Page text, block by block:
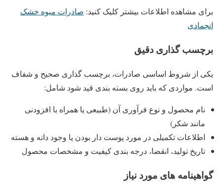
برای مشاهده اطلاعات بیشتر کلیک کنید: صادرات میوه خشک
انجمادی
برچسب‌ گذاری دقیق
یکی از شروط اساسی صادرات، برچسب‌ گذاری صحیح و شفاف
است. مواردی که باید روی بسته ‌بندی قید شود شامل:
نام محصول و نوع فرآوری آن (طبیعی یا همراه با افزودنی
مانند شکر)
اطلاعات تکمیلی در مورد پوست‌ دار بودن یا وجود دانه و هسته
تاریخ تولید، انقضا، درجه‌ بندی کیفیت و مشخصات محصول
گواهینامه‌ های مورد نیاز